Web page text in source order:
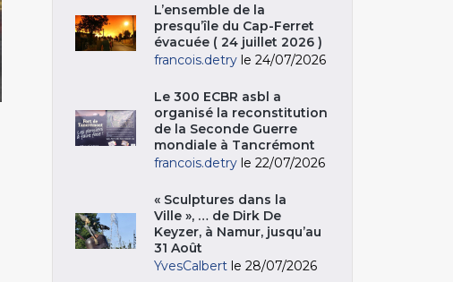
L’ensemble de la
presqu’île du Cap-Ferret
évacuée ( 24 juillet 2026 )
francois.detry le 24/07/2026
Le 300 ECBR asbl a
organisé la reconstitution
de la Seconde Guerre
mondiale à Tancrémont
francois.detry le 22/07/2026
« Sculptures dans la
Ville », … de Dirk De
Keyzer, à Namur, jusqu’au
31 Août
YvesCalbert le 28/07/2026